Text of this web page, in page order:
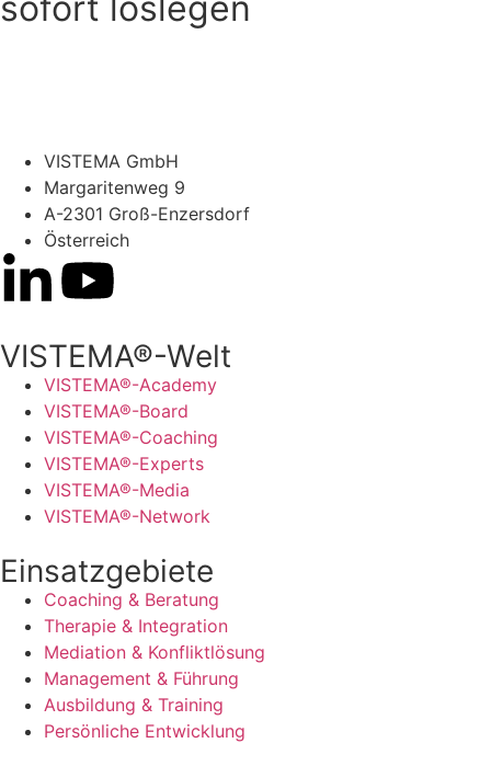
VISTEMA GmbH
Margaritenweg 9
A-2301 Groß-Enzersdorf
Österreich
VISTEMA®-Welt
VISTEMA®-Academy
VISTEMA®-Board
VISTEMA®-Coaching
VISTEMA®-Experts
VISTEMA®-Media
VISTEMA®-Network
Einsatzgebiete
Coaching & Beratung
Therapie & Integration
Mediation & Konfliktlösung
Management & Führung
Ausbildung & Training
Persönliche Entwicklung